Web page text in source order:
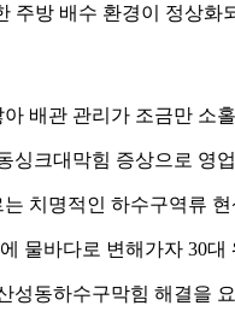
주방 배수 환경이 정상화
배관 관리가 조금만 소
크대막힘 증상으로 영
치명적인 하수구역류
물바다로 변해가자 30
성동하수구막힘 해결을